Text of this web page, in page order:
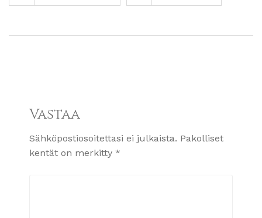
Vastaa
Sähköpostiosoitettasi ei julkaista. Pakolliset
kentät on merkitty *